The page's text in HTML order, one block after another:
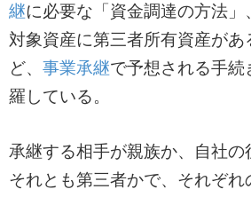
継に必要な「資金調達の方法」
対象資産に第三者所有資産があ
ど、 事業承継で予想される手続
羅している。
承継する相手が親族か、自社の
それとも第三者かで、それぞ